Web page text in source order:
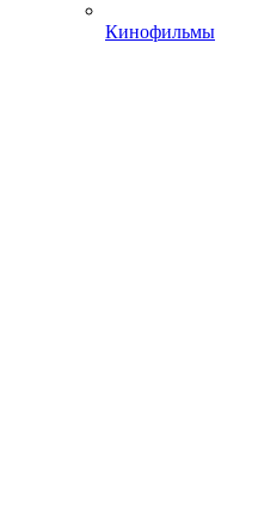
Кинофильмы